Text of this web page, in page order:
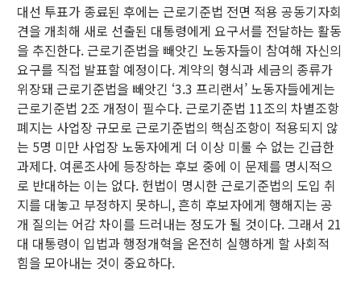
대선 투표가 종료된 후에는 근로기준법 전면 적용 공동기자회
견을 개최해 새로 선출된 대통령에게 요구서를 전달하는 활동
을 추진한다. 근로기준법을 빼앗긴 노동자들이 참여해 자신의
요구를 직접 발표할 예정이다. 계약의 형식과 세금의 종류가
위장돼 근로기준법을 빼앗긴 ‘3.3 프리랜서’ 노동자들에게는
근로기준법 2조 개정이 필수다. 근로기준법 11조의 차별조항
폐지는 사업장 규모로 근로기준법의 핵심조항이 적용되지 않
는 5명 미만 사업장 노동자에게 더 이상 미룰 수 없는 긴급한
과제다. 여론조사에 등장하는 후보 중에 이 문제를 명시적으
로 반대하는 이는 없다. 헌법이 명시한 근로기준법의 도입 취
지를 대놓고 부정하지 못하니, 흔히 후보자에게 행해지는 공
개 질의는 어감 차이를 드러내는 정도가 될 것이다. 그래서 21
대 대통령이 입법과 행정개혁을 온전히 실행하게 할 사회적
힘을 모아내는 것이 중요하다.